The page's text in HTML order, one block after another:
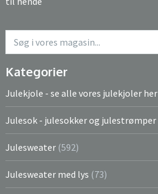
Kategorier
Julekjole - se alle vores julekjoler her
Julesok - julesokker og julestrømper
Julesweater (592)
Julesweater med lys (73)